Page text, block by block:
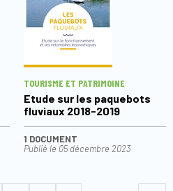
TOURISME ET PATRIMOINE
Etude sur les paquebots
fluviaux 2018-2019
1 DOCUMENT
Publié le 05 décembre 2023